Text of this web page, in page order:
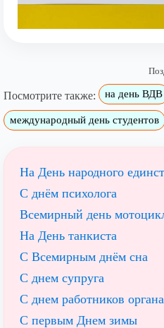
Посмотрите также: на день ВДВ
международный день студентов
На День народного
С днём психолога
Всемирный день
На День танкиста
С Всемирным днём сна
С днем супруга
С днем работников
С первым Днем зимы